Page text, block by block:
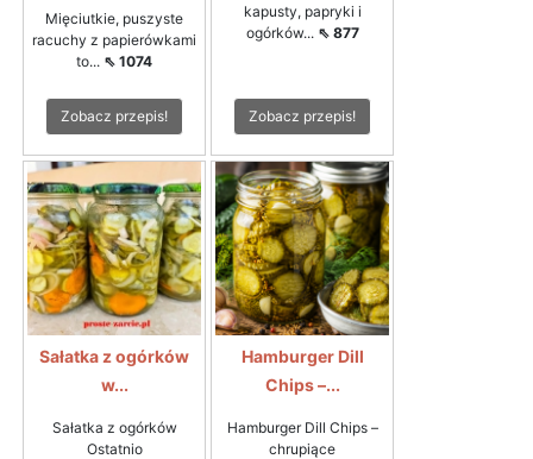
Mięciutkie, puszyste
racuchy z papierówkami
to... ⇖ 1074
Zobacz przepis!
kapusty, papryki i
ogórków... ⇖ 877
Zobacz przepis!
Sałatka z ogórków
w...
Sałatka z ogórków
Ostatnio
Hamburger Dill
Chips –...
Hamburger Dill Chips –
chrupiące